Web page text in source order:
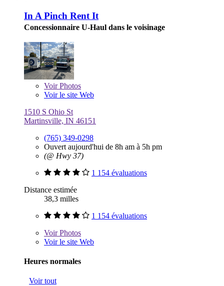
In A Pinch Rent It
Concessionnaire U-Haul dans le voisinage
VoirPhotos
Voir le site Web
1510 S Ohio St
Martinsville, IN 46151
(765) 349-0298
Ouvert aujourd'hui de 8h am à 5h pm
(@ Hwy 37)
1 154 évaluations
Distance estimée
38,3 milles
1 154 évaluations
VoirPhotos
Voir le site Web
Heures normales
Voir tout